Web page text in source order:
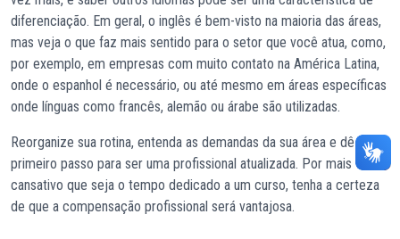
diferenciação. Em geral, o inglês é bem-visto na maioria das áreas,
mas veja o que faz mais sentido para o setor que você atua, como,
por exemplo, em empresas com muito contato na América Latina,
onde o espanhol é necessário, ou até mesmo em áreas específicas
onde línguas como francês, alemão ou árabe são utilizadas.
Reorganize sua rotina, entenda as demandas da sua área e dê um
primeiro passo para ser uma profissional atualizada. Por mais
cansativo que seja o tempo dedicado a um curso, tenha a certeza
de que a compensação profissional será vantajosa.